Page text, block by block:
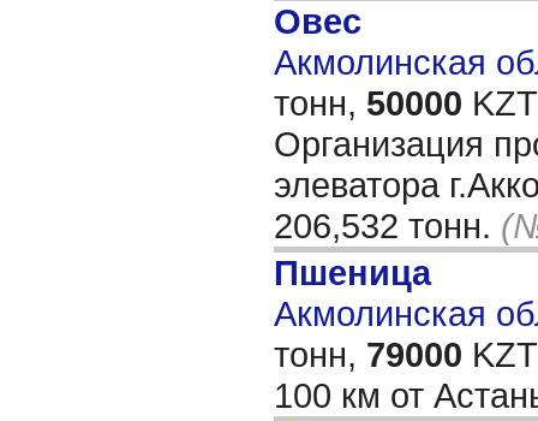
Овес
Акмолинская
тонн, 50000
Организация
элеватора
206,532 тонн.
Пшеница
Акмолинская
тонн, 79000
100 км от